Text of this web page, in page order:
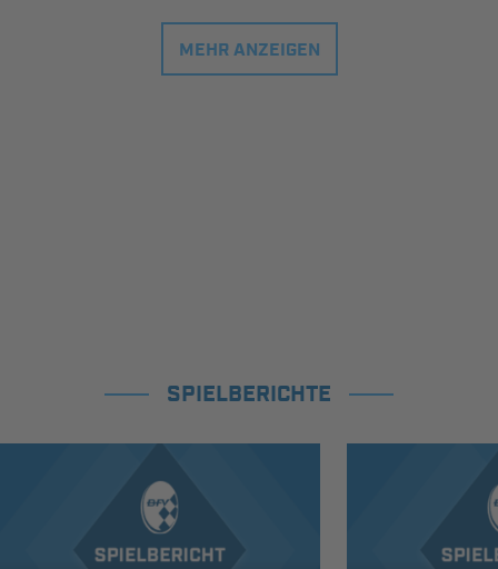
MEHR ANZEIGEN
SPIELBERICHTE